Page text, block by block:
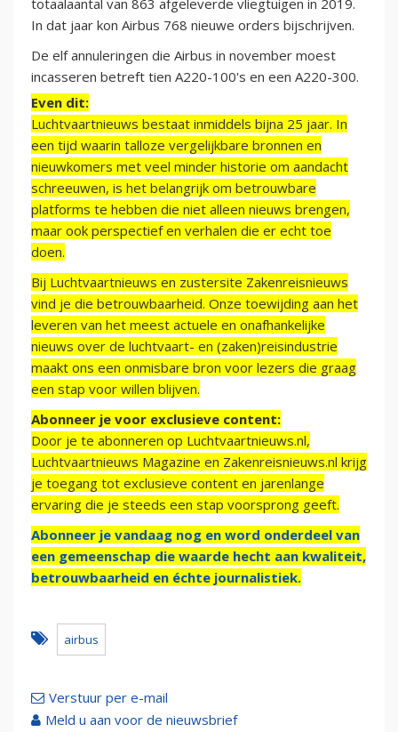
totaalaantal van 863 afgeleverde vliegtuigen in 2019.
In dat jaar kon Airbus 768 nieuwe orders bijschrijven.
De elf annuleringen die Airbus in november moest
incasseren betreft tien A220-100's en een A220-300.
Even dit:
Luchtvaartnieuws bestaat inmiddels bijna 25 jaar. In
een tijd waarin talloze vergelijkbare bronnen en
nieuwkomers met veel minder historie om aandacht
schreeuwen, is het belangrijk om betrouwbare
platforms te hebben die niet alleen nieuws brengen,
maar ook perspectief en verhalen die er echt toe
doen.
Bij Luchtvaartnieuws en zustersite Zakenreisnieuws
vind je die betrouwbaarheid. Onze toewijding aan het
leveren van het meest actuele en onafhankelijke
nieuws over de luchtvaart- en (zaken)reisindustrie
maakt ons een onmisbare bron voor lezers die graag
een stap voor willen blijven.
Abonneer je voor exclusieve content:
Door je te abonneren op Luchtvaartnieuws.nl,
Luchtvaartnieuws Magazine en Zakenreisnieuws.nl krijg
je toegang tot exclusieve content en jarenlange
ervaring die je steeds een stap voorsprong geeft.
Abonneer je vandaag nog en word onderdeel van
een gemeenschap die waarde hecht aan kwaliteit,
betrouwbaarheid en échte journalistiek.
airbus
Verstuur per e-mail
Meld u aan voor de nieuwsbrief